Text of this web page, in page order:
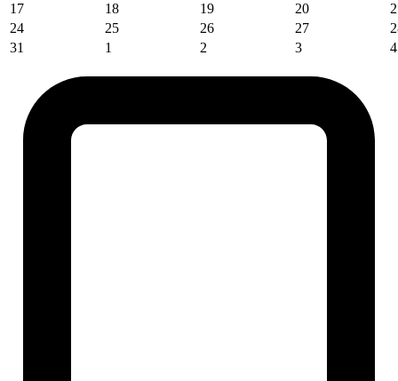
17 18 19 20
24
25 26 27
31
1 2 3 4